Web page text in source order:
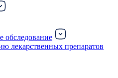
обследование
лекарственных препаратов